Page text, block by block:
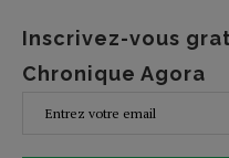
Inscrivez-vous
Chronique Agora